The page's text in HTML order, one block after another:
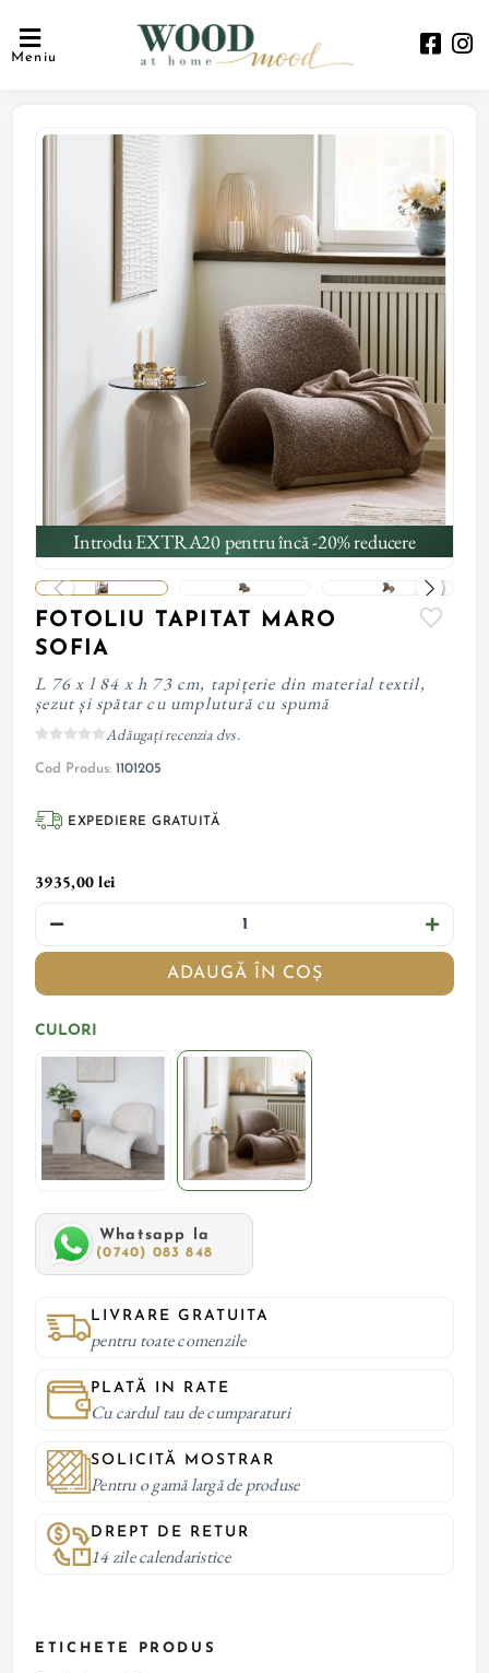
Meniu
Introdu EXTRA20 pentru încă -20% reducere
FOTOLIU TAPITAT MARO
SOFIA
L 76 x l 84 x h 73 cm, tapițerie din material textil,
șezut și spătar cu umplutură cu spumă
Adăugați recenzia dvs.
Cod Produs: 1101205
EXPEDIERE GRATUITĂ
3935,00 lei
ADAUGĂ ÎN COȘ
CULORI
Whatsapp la
(0740) 083 848
LIVRARE GRATUITA
pentru toate comenzile
PLATĂ IN RATE
Cu cardul tau de cumparaturi
SOLICITĂ MOSTRAR
Pentru o gamă largă de produse
DREPT DE RETUR
14 zile calendaristice
ETICHETE PRODUS